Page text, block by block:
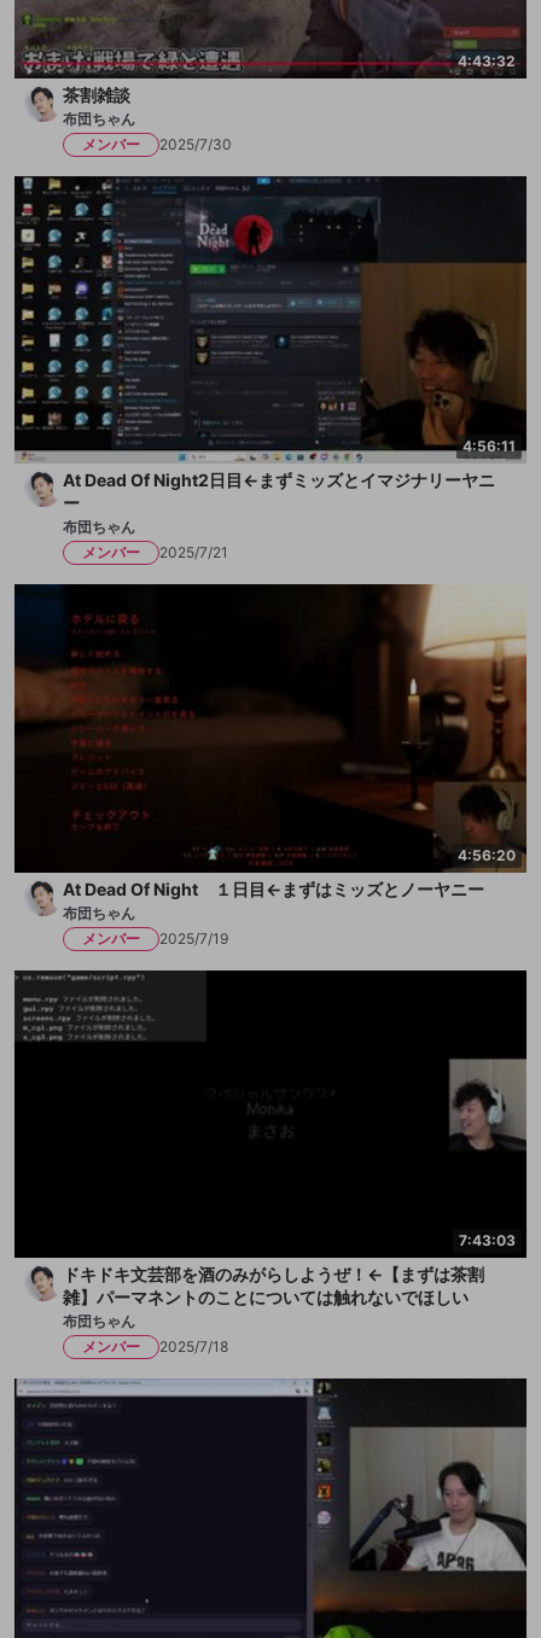
4:43:32
茶割雑談
布団ちゃん
メンバー
2025/7/30
4:56:11
At Dead Of Night2日目←まずミッズとイマジナリーヤニ
ー
布団ちゃん
メンバー
2025/7/21
4:56:20
At Dead Of Night １日目←まずはミッズとノーヤニー
布団ちゃん
メンバー
2025/7/19
7:43:03
ドキドキ文芸部を酒のみがらしようぜ！←【まずは茶割
雑】パーマネントのことについては触れないでほしい
布団ちゃん
メンバー
2025/7/18